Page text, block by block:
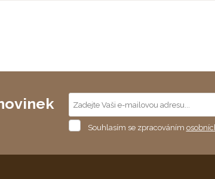
Souhlasím
osobních
Souhlasím se zpracováním